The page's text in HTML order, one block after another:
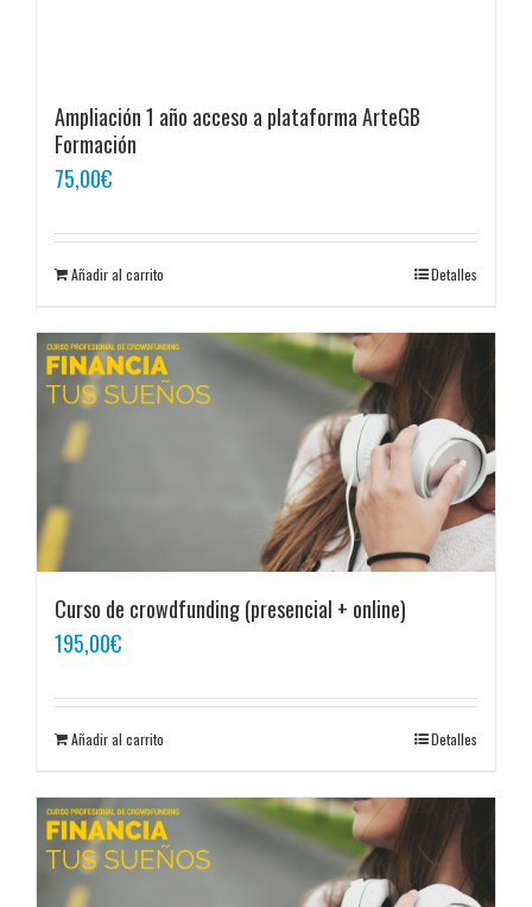
Ampliación 1 año acceso a plataforma ArteGB
Formación
75,00€
Añadir al carrito Detalles
Curso de crowdfunding (presencial + online)
195,00€
Añadir al carrito Detalles